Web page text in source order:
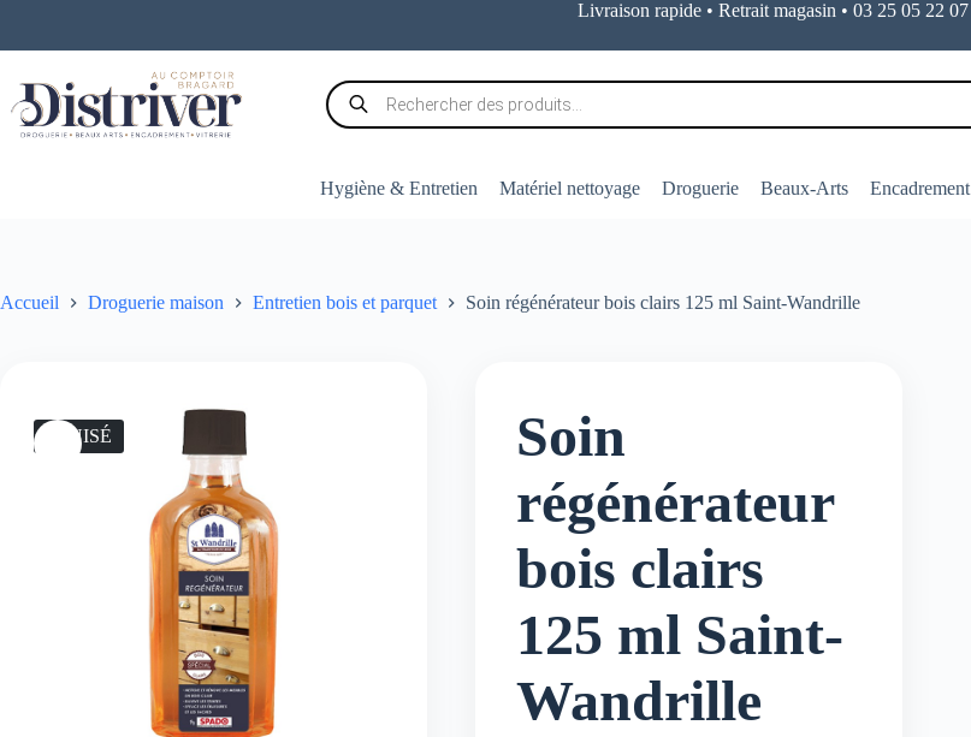
contenu
Livraison rapide • Retrait magasin • 03 25 05 22 07
Recherche
de
produits
Hygiène & Entretien Matériel nettoyage Droguerie Beaux-Arts Encadrement
Accueil Droguerie maison Entretien bois et parquet Soin régénérateur bois clairs 125 ml Saint-Wandrille
ÉPUISÉ
Soin
régénérateur
bois clairs
125 ml Saint-
Wandrille